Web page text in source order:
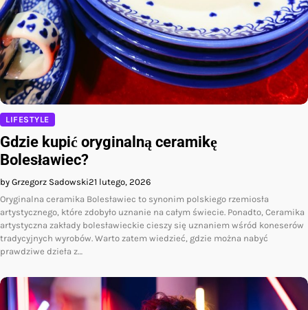
LIFESTYLE
Gdzie kupić oryginalną ceramikę
Bolesławiec?
by Grzegorz Sadowski21 lutego, 2026
Oryginalna ceramika Bolesławiec to synonim polskiego rzemiosła
artystycznego, które zdobyło uznanie na całym świecie. Ponadto, Ceramika
artystyczna zakłady bolesławieckie cieszy się uznaniem wśród koneserów
tradycyjnych wyrobów. Warto zatem wiedzieć, gdzie można nabyć
prawdziwe dzieła z…